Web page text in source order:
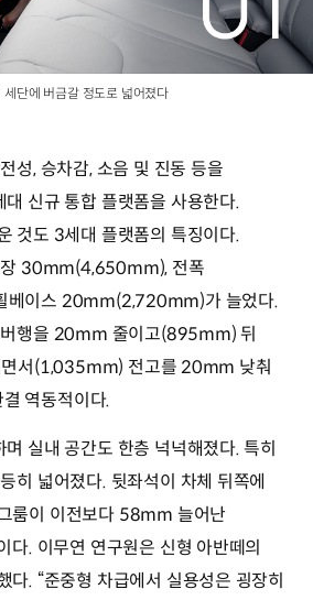
단에 버금갈 정도로 넓어졌다
성, 승차감, 소음 및 진동 등을
신규 통합 플랫폼을 사용한다.
것도 3세대 플랫폼의 특징이다.
장 30mm(4,650mm), 전폭
이스 20mm(2,720mm)가 늘었다.
버행을 20mm 줄이고(895mm) 뒤
서(1,035mm) 전고를 20mm 낮춰
역동적이다.
실내 공간도 한층 넉넉해졌다. 특히
히 넓어졌다. 뒷좌석이 차체 뒤쪽에
룸이 이전보다 58mm 늘어난
. 이무연 연구원은 신형 아반떼의
다. “준중형 차급에서 실용성은 굉장히